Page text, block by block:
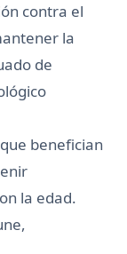
contra el
la
de
benefician
la edad.